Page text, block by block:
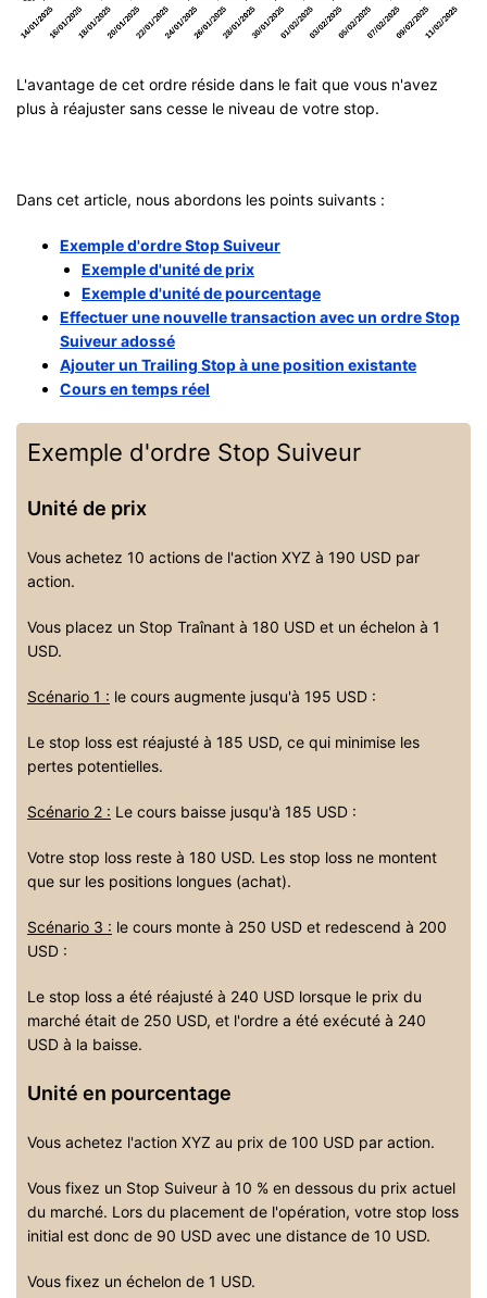
L'avantage de cet ordre réside dans le fait que vous n'avez
plus à réajuster sans cesse le niveau de votre stop.
Dans cet article, nous abordons les points suivants :
Exemple d'ordre Stop Suiveur
Exemple d'unité de prix
Exemple d'unité de pourcentage
Effectuer une nouvelle transaction avec un ordre Stop
Suiveur adossé
Ajouter un Trailing Stop à une position existante
Cours en temps réel
Exemple d'ordre Stop Suiveur
Unité de prix
Vous achetez 10 actions de l'action XYZ à 190 USD par
action.
Vous placez un Stop Traînant à 180 USD et un échelon à 1
USD.
Scénario 1 : le cours augmente jusqu'à 195 USD :
Le stop loss est réajusté à 185 USD, ce qui minimise les
pertes potentielles.
Scénario 2 : Le cours baisse jusqu'à 185 USD :
Votre stop loss reste à 180 USD. Les stop loss ne montent
que sur les positions longues (achat).
Scénario 3 : le cours monte à 250 USD et redescend à 200
USD :
Le stop loss a été réajusté à 240 USD lorsque le prix du
marché était de 250 USD, et l'ordre a été exécuté à 240
USD à la baisse.
Unité en pourcentage
Vous achetez l'action XYZ au prix de 100 USD par action.
Vous fixez un Stop Suiveur à 10 % en dessous du prix actuel
du marché. Lors du placement de l'opération, votre stop loss
initial est donc de 90 USD avec une distance de 10 USD.
Vous fixez un échelon de 1 USD.